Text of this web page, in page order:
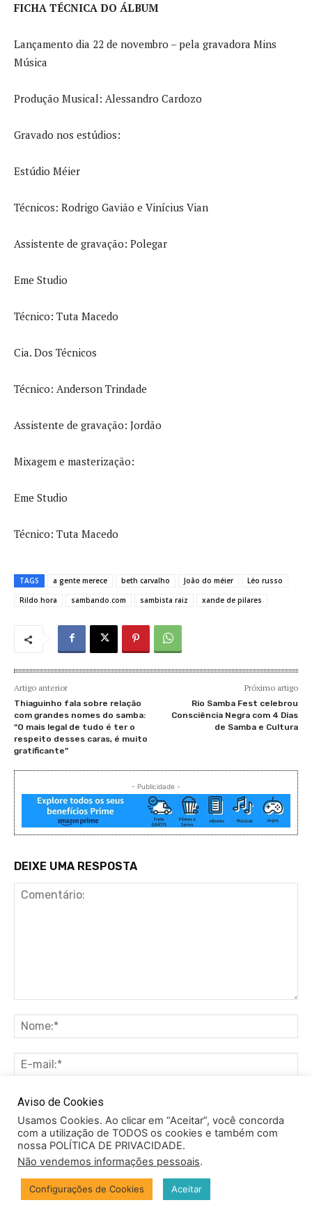
FICHA TÉCNICA DO ÁLBUM
Lançamento dia 22 de novembro – pela gravadora Mins
Música
Produção Musical: Alessandro Cardozo
Gravado nos estúdios:
Estúdio Méier
Técnicos: Rodrigo Gavião e Vinícius Vian
Assistente de gravação: Polegar
Eme Studio
Técnico: Tuta Macedo
Cia. Dos Técnicos
Técnico: Anderson Trindade
Assistente de gravação: Jordão
Mixagem e masterização:
Eme Studio
Técnico: Tuta Macedo
TAGS a gente merece beth carvalho João do méier
Léo russo
Rildo hora
sambando.com sambista raiz xande de pilares
Artigo anterior
Thiaguinho fala sobre relação
com grandes nomes do samba:
“O mais legal de tudo é ter o
respeito desses caras, é muito
gratificante”
Próximo artigo
Rio Samba Fest celebrou
Consciência Negra com 4 Dias
de Samba e Cultura
- Publicidade -
DEIXE UMA RESPOSTA
Salve meu nome, e-mail e site neste navegador para
a próxima vez que eu comentar.
Aviso de Cookies
Usamos Cookies. Ao clicar em “Aceitar”, você concorda
com a utilização de TODOS os cookies e também com
nossa POLÍTICA DE PRIVACIDADE.
Não vendemos informações pessoais.
Configurações de Cookies Aceitar